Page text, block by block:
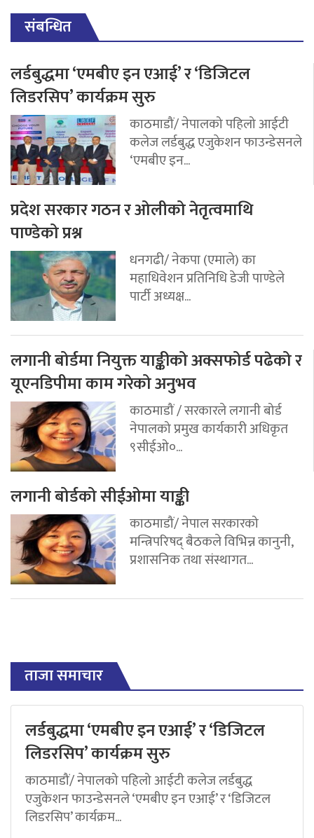
संबन्धित
लर्डबुद्धमा ‘एमबीए इन एआई’ र ‘डिजिटल
लिडरसिप’ कार्यक्रम सुरु
काठमाडौं/ नेपालको पहिलो आईटी
कलेज लर्डबुद्ध एजुकेशन फाउन्डेसनले
‘एमबीए इन...
प्रदेश सरकार गठन र ओलीको नेतृत्वमाथि
पाण्डेको प्रश्न
धनगढी/ नेकपा (एमाले) का
महाधिवेशन प्रतिनिधि डेजी पाण्डेले
पार्टी अध्यक्ष...
लगानी बोर्डमा नियुक्त याङ्कीको अक्सफोर्ड पढेको र
यूएनडिपीमा काम गरेको अनुभव
काठमाडौं / सरकारले लगानी बोर्ड
नेपालको प्रमुख कार्यकारी अधिकृत
९सीईओ०...
लगानी बोर्डको सीईओमा याङ्की
काठमाडौं/ नेपाल सरकारको
मन्त्रिपरिषद् बैठकले विभिन्न कानुनी,
प्रशासनिक तथा संस्थागत...
ताजा समाचार
लर्डबुद्धमा ‘एमबीए इन एआई’ र ‘डिजिटल
लिडरसिप’ कार्यक्रम सुरु
काठमाडौं/ नेपालको पहिलो आईटी कलेज लर्डबुद्ध
एजुकेशन फाउन्डेसनले ‘एमबीए इन एआई’ र ‘डिजिटल
लिडरसिप’ कार्यक्रम...